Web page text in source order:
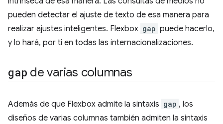
pueden detectar el ajuste de texto de esa manera para
realizar ajustes inteligentes. Flexbox gap puede hacerlo,
y lo hará, por ti en todas las internacionalizaciones.
gap de varias columnas
Además de que Flexbox admite la sintaxis gap , los
diseños de varias columnas también admiten la sintaxis